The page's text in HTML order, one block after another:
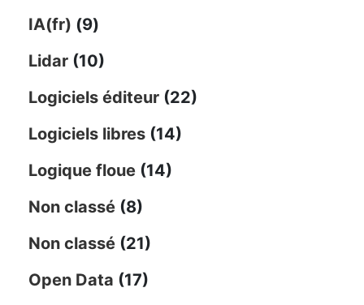
IA(fr) (9)
Lidar (10)
Logiciels éditeur (22)
Logiciels libres (14)
Logique floue (14)
Non classé (8)
Non classé (21)
Open Data (17)